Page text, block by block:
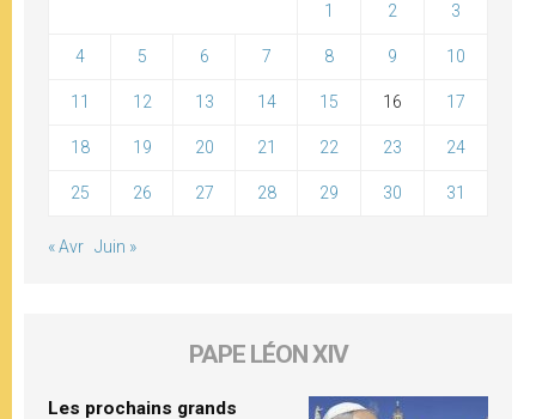
1 2 3
4 5 6 7 8 9 10
11 12 13 14 15 16 17
18 19 20 21 22 23 24
25 26 27 28 29 30 31
« Avr Juin »
PAPE LÉON XIV
Les prochains grands